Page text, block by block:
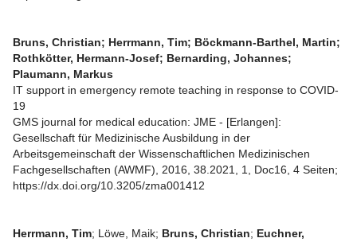
Bruns, Christian; Herrmann, Tim; Böckmann-Barthel, Martin;
Rothkötter, Hermann-Josef; Bernarding, Johannes;
Plaumann, Markus
IT support in emergency remote teaching in response to COVID-
19
GMS journal for medical education: JME - [Erlangen]:
Gesellschaft für Medizinische Ausbildung in der
Arbeitsgemeinschaft der Wissenschaftlichen Medizinischen
Fachgesellschaften (AWMF), 2016, 38.2021, 1, Doc16, 4 Seiten;
https://dx.doi.org/10.3205/zma001412
Herrmann, Tim; Löwe, Maik; Bruns, Christian; Euchner,